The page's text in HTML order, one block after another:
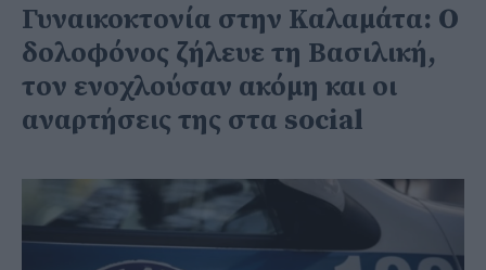
Γυναικοκτονία στην Καλαμάτα: Ο
δολοφόνος ζήλευε τη Βασιλική,
τον ενοχλούσαν ακόμη και οι
αναρτήσεις της στα social